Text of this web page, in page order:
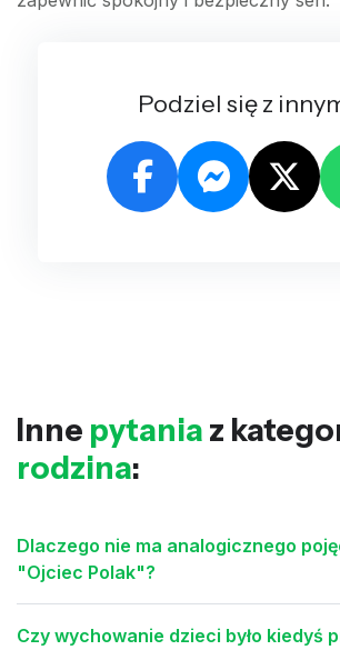
Podziel się z
Inne pytania z
rodzina:
Dlaczego nie ma analogicznego
"Ojciec Polak"?
Czy wychowanie dzieci było kiedyś